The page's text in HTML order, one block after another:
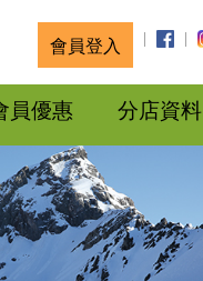
會員登入
員優惠 分店資料